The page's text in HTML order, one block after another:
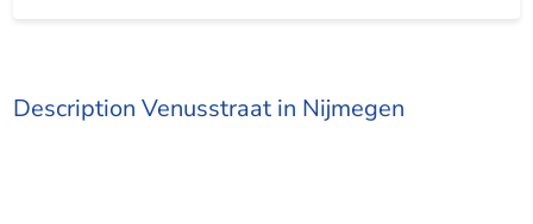
Description Venusstraat in Nijmegen